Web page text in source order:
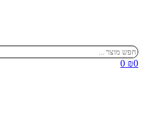
Search
...
₪0
0